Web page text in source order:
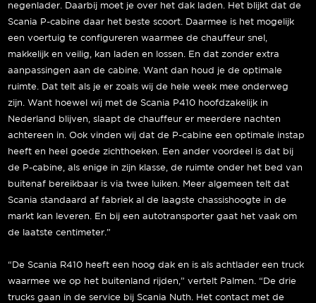
negenlader. Daarbij moet je over het dak laden. Het blijkt dat de
Scania P-cabine daar het beste scoort. Daarmee is het mogelijk
een voertuig te configureren waarmee de chauffeur snel,
makkelijk en veilig, kan laden en lossen. En dat zonder extra
aanpassingen aan de cabine. Want dan houd je de optimale
ruimte. Dat telt als je er zoals wij de hele week mee onderweg
zijn. Want hoewel wij met de Scania P410 hoofdzakelijk in
Nederland blijven, slaapt de chauffeur er meerdere nachten
achtereen in. Ook vinden wij dat de P-cabine een optimale instap
heeft en heel goede zichthoeken. Een ander voordeel is dat bij
de P-cabine, als enige in zijn klasse, de ruimte onder het bed van
buitenaf bereikbaar is via twee luiken. Meer algemeen telt dat
Scania standaard af fabriek al de laagste chassishoogte in de
markt kan leveren. En bij een autotransporter gaat het vaak om
de laatste centimeter.”
“De Scania R410 heeft een hoog dak en is als achtlader een truck
waarmee we op het buitenland rijden,” vertelt Palmen. “De drie
trucks gaan in de service bij Scania Nuth. Het contact met de